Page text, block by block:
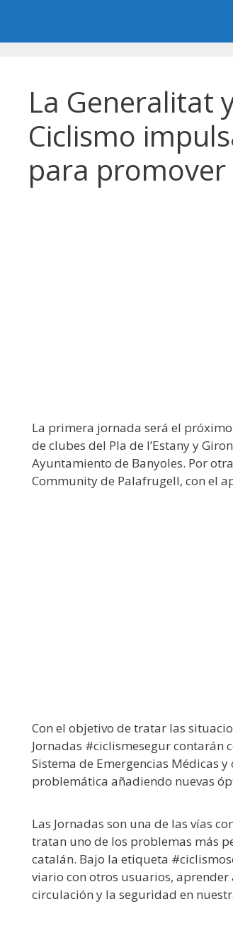
contenido
La Generalitat
Ciclismo
para
La primera jornada será el
de clubes del Pla de l’Estany y
Ayuntamiento de Banyoles. Por
Community de Palafrugell, con el
Con el objetivo de tratar las
Jornadas #ciclismesegur contarán
Sistema de Emergencias Médicas
problemática añadiendo nuevas
Las Jornadas son una de las vías
tratan uno de los problemas más
catalán. Bajo la etiqueta
viario con otros usuarios,
circulación y la seguridad en